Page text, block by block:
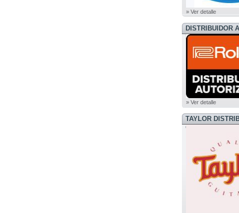
» Ver detalle
DISTRIBUIDOR
ROLAND
» Ver detalle
TAYLOR
OFICIAL